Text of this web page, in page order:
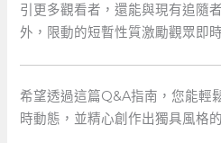
引更多觀看者，還能與現有追隨
外，限動的短暫性質激勵觀眾即
希望透過這篇Q&A指南，您能輕
時動態，並精心創作出獨具風格